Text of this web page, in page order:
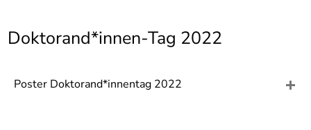
Informationen zur
Barrierefreiheit
Doktorand*innen-Tag 2022
Poster Doktorand*innentag 2022